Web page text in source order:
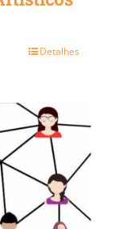
Detalhes